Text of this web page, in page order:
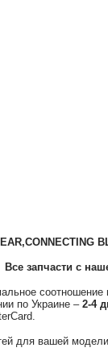
Все запчасти с
соотношение
по Украине –2-4
для вашей